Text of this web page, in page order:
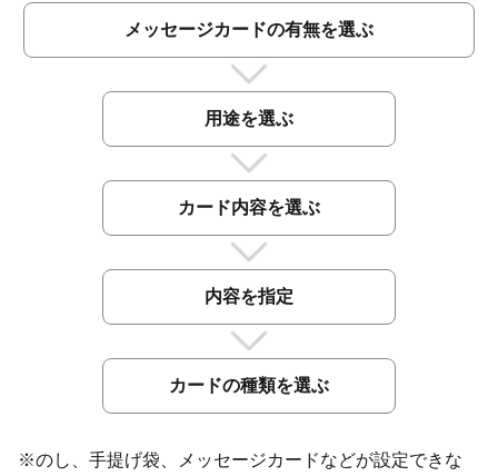
メッセージカードの有無を選ぶ
用途を選ぶ
カード内容を選ぶ
内容を指定
カードの種類を選ぶ
※のし、手提げ袋、メッセージカードなどが設定できな